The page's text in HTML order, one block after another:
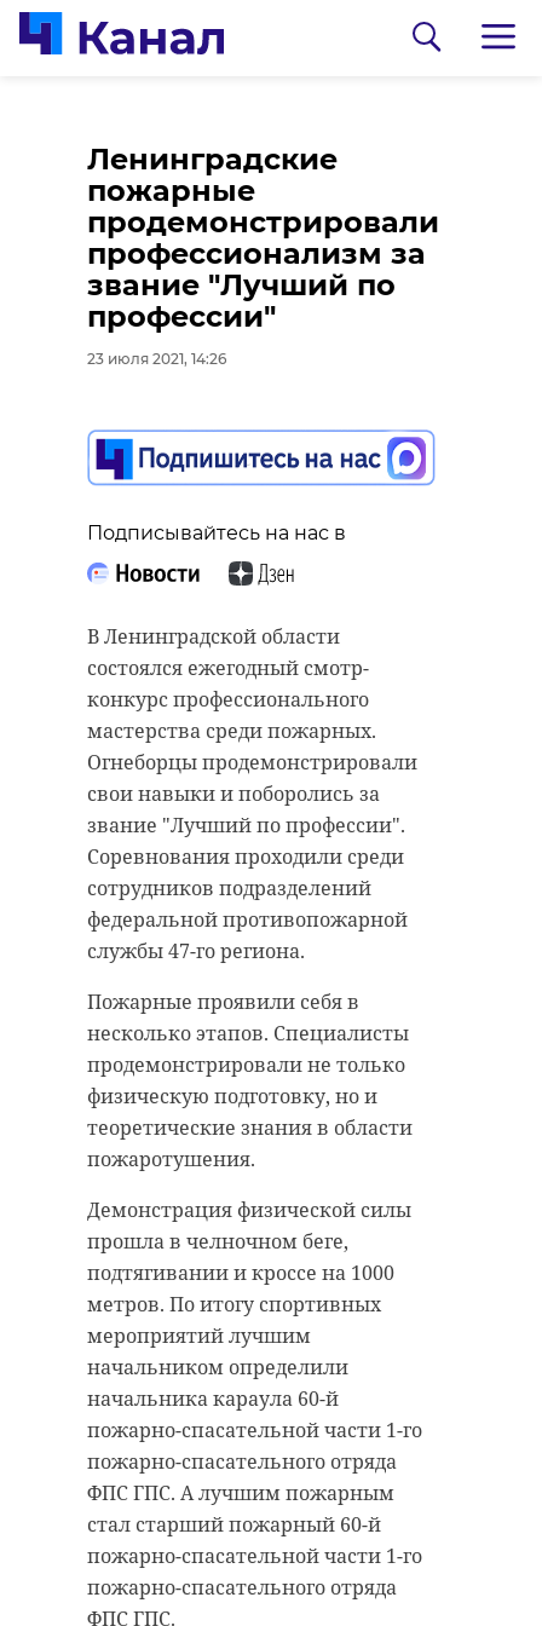
Ленинградские
пожарные
продемонстрировали
профессионализм за
звание "Лучший по
профессии"
23 июля 2021, 14:26
Подписывайтесь на нас в
В Ленинградской области
состоялся ежегодный смотр-
конкурс профессионального
мастерства среди пожарных.
Огнеборцы продемонстрировали
свои навыки и поборолись за
звание "Лучший по профессии".
Соревнования проходили среди
сотрудников подразделений
федеральной противопожарной
службы 47-го региона.
Пожарные проявили себя в
несколько этапов. Специалисты
продемонстрировали не только
физическую подготовку, но и
теоретические знания в области
пожаротушения.
Демонстрация физической силы
прошла в челночном беге,
подтягивании и кроссе на 1000
метров. По итогу спортивных
мероприятий лучшим
начальником определили
начальника караула 60-й
пожарно-спасательной части 1-го
пожарно-спасательного отряда
ФПС ГПС. А лучшим пожарным
стал старший пожарный 60-й
пожарно-спасательной части 1-го
пожарно-спасательного отряда
ФПС ГПС.
За полгода в
Ленобласти
значительно вырос
индекс
промышленного
производства
23 июля 2021, 13:56
Подписывайтесь на нас в
Индекс промышленного
производства Ленинградской
области в первом полугодии 2021
года составил 107,3%. Наибольший
рост отмечается в текстильной
сфере, где показатели выросли на
145,2%.
Значительный рост также
зафиксирован в полиграфической
деятельности (144,1%), обработке
древесины (143,8%), производстве
напитков (141,8%), ремонте и
монтаже машин и оборудования
(131,3%) и лекарственных средств
(129%).
Индекс промышленного
производства в сфере обеспечения
электрической энергией, газом и
паром рост достиг 102,2% по
сравнению с аналогичным
периодом прошлого года. Среди
обрабатывающих предприятий
рост достиг 109%.
Для нас важно, что
обрабатывающие
производства, на
долю которых
приходится более
0:00 / 0:00
Алексей Брицун:
администрации
района есть причина,
почему не спать
23 июля 2021, 13:47
Подписывайтесь на нас в
Накануне в четверг, 22 июля,
исполнилось ровно два года с того
момента, когда Алексей Брицун
Волховского района
Ленинградской области. В рамках
рабочей поездки он
проинспектировал объекты
благоустройства, осмотрев
детские площадки на улицах
Авиационной и Молодежной,
посетив Старую Ладогу, Новую
Ладогу, оценив процесс
реконструкции проспекта Карла
Маркса.
Как отметил глава
администрации Волховского
района, за два года была
проведена серьезная, трудная и
интересная работа. С рабочими
выездами на место - в том числе.